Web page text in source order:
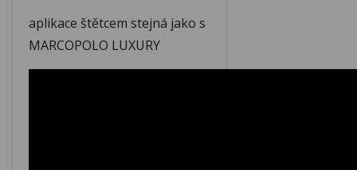
M137 M138
aplikace štětcem stejná jako s
MARCOPOLO LUXURY